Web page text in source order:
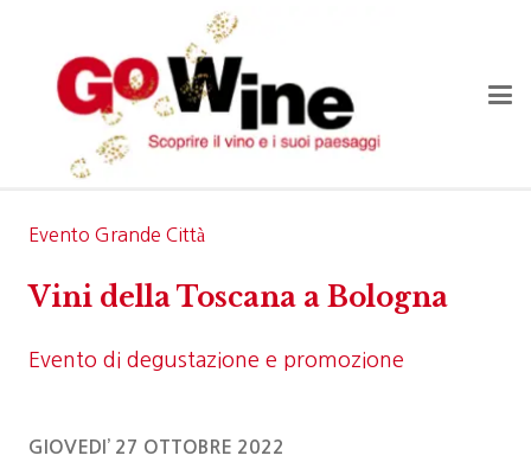
Evento Grande Città
Vini della Toscana a Bologna
Evento di degustazione e promozione
GIOVEDI’ 27 OTTOBRE 2022